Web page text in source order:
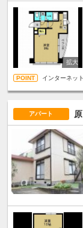
インターネッ
アパート